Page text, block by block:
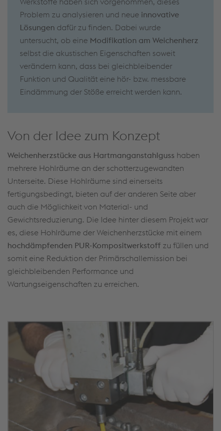
Problem zu analysieren und neue innovative
Lösungen dafür zu finden. Dabei wurde
untersucht, ob eine Modifikation am Weichenherz
selbst die akustischen Eigenschaften soweit
verändern kann, dass bei gleichbleibender
Funktion und Qualität eine hör- bzw. messbare
Eindämmung der Stöße erreicht werden kann.
Von der Idee zum Konzept
Weichenherzstücke aus Hartmanganstahlguss haben
mehrere Hohlräume an der schotterzugewandten
Unterseite. Diese Hohlräume sind einerseits
fertigungsbedingt, bieten auf der anderen Seite aber
auch die Möglichkeit von Material- und
Gewichtsreduzierung. Die Idee hinter diesem Projekt war
es, diese Hohlräume der Weichenherzstücke mit einem
hochdämpfenden PUR-Kompositwerkstoff zu füllen und
somit eine Reduktion der Primärschallemission bei
gleichbleibenden Performance und
Wartungseigenschaften zu erreichen.